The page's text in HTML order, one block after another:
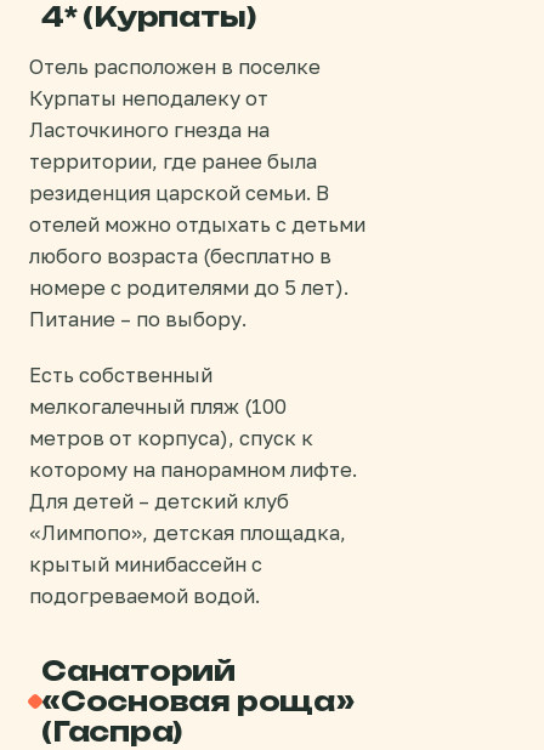
4* (Курпаты)
Отель расположен в поселке
Курпаты неподалеку от
Ласточкиного гнезда на
территории, где ранее была
резиденция царской семьи. В
отелей можно отдыхать с детьми
любого возраста (бесплатно в
номере с родителями до 5 лет).
Питание – по выбору.
Есть собственный
мелкогалечный пляж (100
метров от корпуса), спуск к
которому на панорамном лифте.
Для детей – детский клуб
«Лимпопо», детская площадка,
крытый минибассейн с
подогреваемой водой.
Санаторий
«Сосновая роща»
(Гаспра)